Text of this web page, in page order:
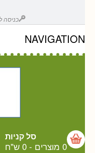
כניסה
NAVIGATION
סל קניות
0 מוצרים - 0 ש"ח